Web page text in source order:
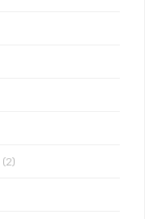
(2)